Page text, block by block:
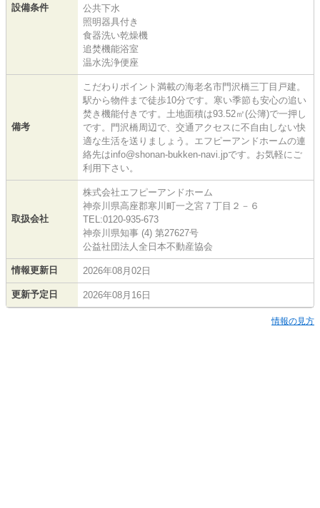
設備条件
公共下水
照明器具付き
食器洗い乾燥機
追焚機能浴室
温水洗浄便座
備考
こだわりポイント満載の海老名市門沢橋三丁目戸建。
駅から物件まで徒歩10分です。寒い季節も安心の追い
焚き機能付きです。土地面積は93.52㎡(公簿)で一押し
です。門沢橋周辺で、交通アクセスに不自由しない快
適な生活を送りましょう。エフピーアンドホームの連
絡先はinfo@shonan-bukken-navi.jpです。お気軽にご
利用下さい。
取扱会社
株式会社エフピーアンドホーム
神奈川県高座郡寒川町一之宮７丁目２－６
TEL:0120-935-673
神奈川県知事 (4) 第27627号
公益社団法人全日本不動産協会
情報更新日 2026年08月02日
更新予定日 2026年08月16日
情報の見方